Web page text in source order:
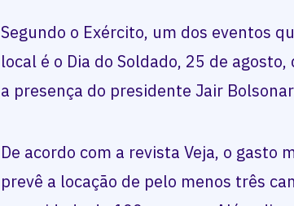
Segundo o Exército, um dos eventos
local é o Dia do Soldado, 25 de
a presença do presidente Jair
De acordo com a revista Veja, o gasto
prevê a locação de pelo menos três